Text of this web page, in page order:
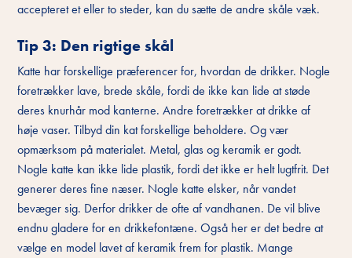
accepteret et eller to steder, kan du sætte de andre skåle væk.
Tip 3: Den rigtige skål
Katte har forskellige præferencer for, hvordan de drikker. Nogle
foretrækker lave, brede skåle, fordi de ikke kan lide at støde
deres knurhår mod kanterne. Andre foretrækker at drikke af
høje vaser. Tilbyd din kat forskellige beholdere. Og vær
opmærksom på materialet. Metal, glas og keramik er godt.
Nogle katte kan ikke lide plastik, fordi det ikke er helt lugtfrit. Det
generer deres fine næser. Nogle katte elsker, når vandet
bevæger sig. Derfor drikker de ofte af vandhanen. De vil blive
endnu gladere for en drikkefontæne. Også her er det bedre at
vælge en model lavet af keramik frem for plastik. Mange